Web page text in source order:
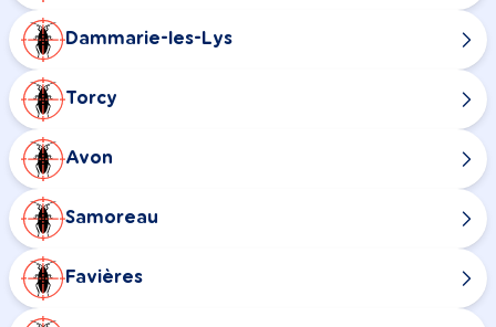
Dammarie-les-Lys
Torcy
Avon
Samoreau
Favières